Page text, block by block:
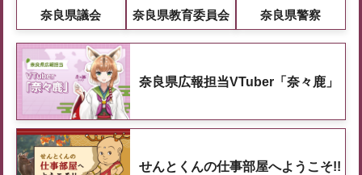
奈良県議会 奈良県教育委員会 奈良県警察
奈良県広報担当VTuber「奈々鹿」
せんとくんの仕事部屋へようこそ!!